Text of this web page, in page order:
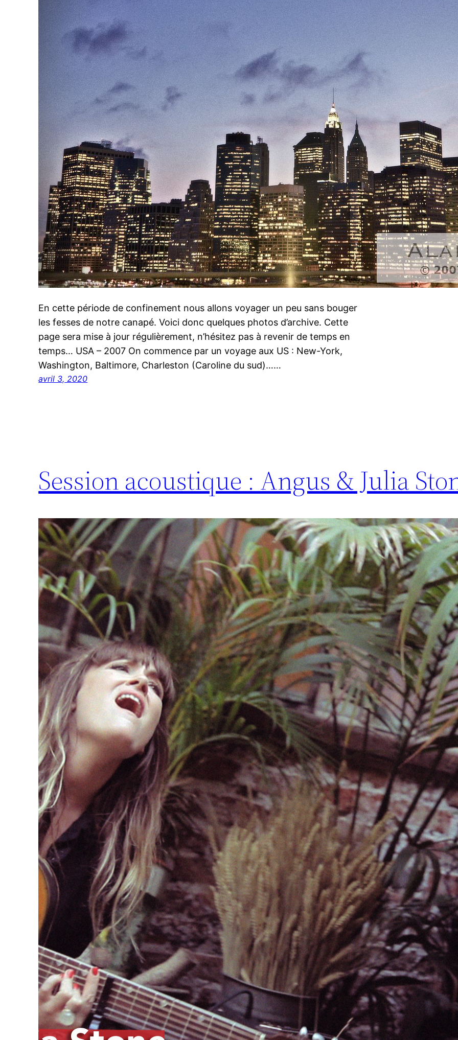
En cette période de confinement nous allons voyager un peu sans bouger
les fesses de notre canapé. Voici donc quelques photos d’archive. Cette
page sera mise à jour régulièrement, n’hésitez pas à revenir de temps en
temps… USA – 2007 On commence par un voyage aux US : New-York,
Washington, Baltimore, Charleston (Caroline du sud)……
avril 3, 2020
Session acoustique : Angus & Julia